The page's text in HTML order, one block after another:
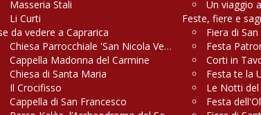
Masseria Stali
Li Curti
da vedere a Caprarica
Chiesa Parrocchiale 'San Nicola Vescovo'
Cappella Madonna del Carmine
Chiesa di Santa Maria
Il Crocifisso
Cappella di San Francesco
Un viaggio
Feste, fiere e
Fiera di
Festa
Corti in
Festa te la
Le Notti
Festa